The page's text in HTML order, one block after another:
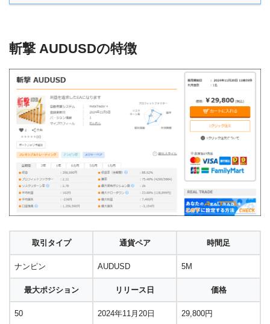
斬撃 AUDUSDの特徴
取引タイプ 通貨ペア 時間足
ナンピン AUDUSD 5M
最大ポジション リリース日 価格
50 2024年11月20日 29,800円